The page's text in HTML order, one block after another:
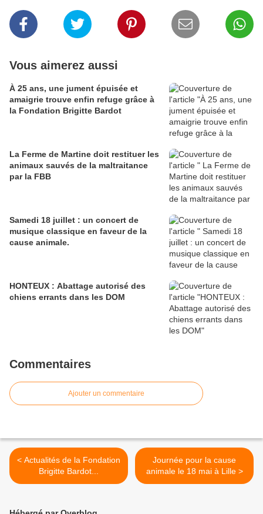
Vous aimerez aussi
À 25 ans, une jument épuisée et
amaigrie trouve enfin refuge grâce à
la Fondation Brigitte Bardot
La Ferme de Martine doit restituer les
animaux sauvés de la maltraitance
par la FBB
Samedi 18 juillet : un concert de
musique classique en faveur de la
cause animale.
HONTEUX : Abattage autorisé des
chiens errants dans les DOM
Commentaires
Ajouter un commentaire
< Actualités de la Fondation
Brigitte Bardot...
Journée pour la cause
animale le 18 mai à Lille >